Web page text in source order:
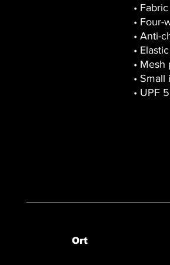
•
• Four-
• Anti-
•
• Mesh
•
• UPF
Ort